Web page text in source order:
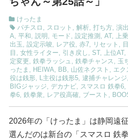
けったま
パチスロ , スロット , 解析, 打ち方, 演出
A, 平和 , 説明 , モード , 設定推測 , AT , 上
出玉 , 設定示唆, レア役, 赤7, リセット ,
目 , 女性ライター, 引き戻し , ST , 上位AT ,
定変更 , 鉄拳ラッシュ , 鉄拳チャンス , 玉
ったま , HEIWA, BB, 山佐ネクスト , エク
役は銭形, L主役は銭形5, 逮捕チャレンジ,
BIGジャッジ, デカナビ, スマスロ 鉄拳6,
拳6, 鉄拳衆, レア役高確, ブースト ,
2026年の「けったま」は静岡遠
選んだのは新台の「スマスロ 鉄拳